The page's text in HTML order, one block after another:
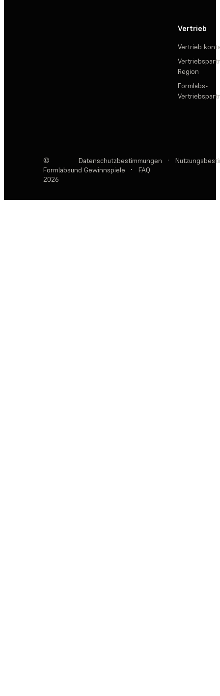
Vertrieb
Vertrieb
Region
Formlabs-
©
Formlabs
2026
Datenschutzbestimmungen ·
und Gewinnspiele
· FAQ